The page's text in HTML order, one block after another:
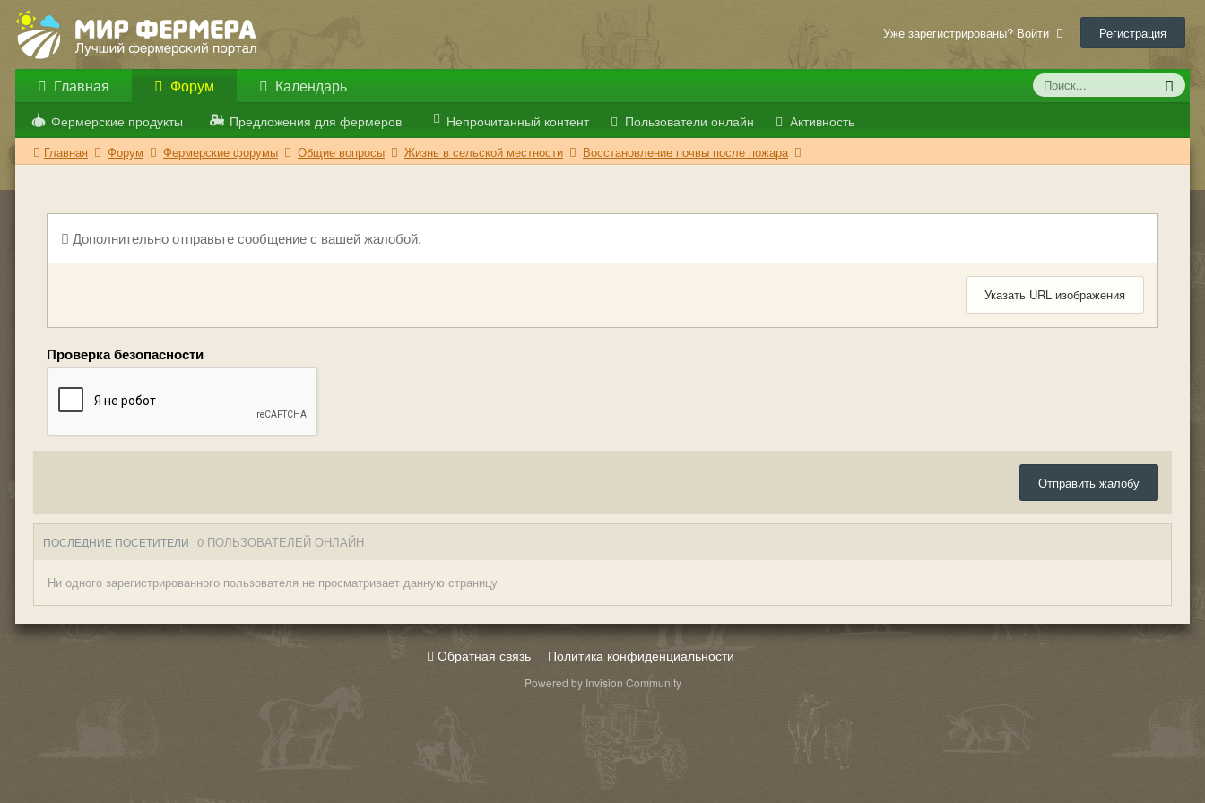
Уже зарегистрированы? Войти Регистрация
Главная Форум
Фермерские продукты Предложения для фермеров Непрочитанный контент Пользователи онлайн Активность
Календарь
Главная Форум Фермерские форумы Общие вопросы Жизнь в сельской местности Восстановление почвы после пожара
Дополнительно отправьте сообщение с вашей жалобой.
Указать URL изображения
Проверка безопасности
Отправить жалобу
ПОСЛЕДНИЕ ПОСЕТИТЕЛИ 0 ПОЛЬЗОВАТЕЛЕЙ ОНЛАЙН
Ни одного зарегистрированного пользователя не просматривает данную страницу
Обратная связь Политика конфиденциальности
Powered by Invision Community